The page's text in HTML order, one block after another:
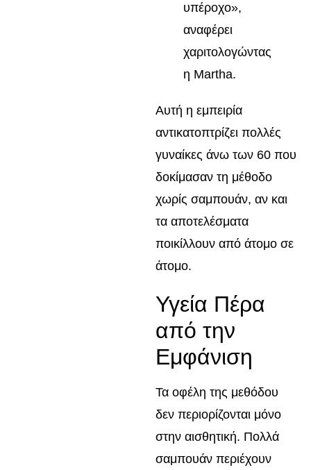
υπέροχο»,
αναφέρει
χαριτολογώντας
η Martha.
Αυτή η εμπειρία
αντικατοπτρίζει πολλές
γυναίκες άνω των 60 που
δοκίμασαν τη μέθοδο
χωρίς σαμπουάν, αν και
τα αποτελέσματα
ποικίλλουν από άτομο σε
άτομο.
Υγεία Πέρα
από την
Εμφάνιση
Τα οφέλη της μεθόδου
δεν περιορίζονται μόνο
στην αισθητική. Πολλά
σαμπουάν περιέχουν